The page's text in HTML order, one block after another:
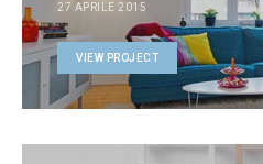
27 APRILE 2015
VIEW PROJECT